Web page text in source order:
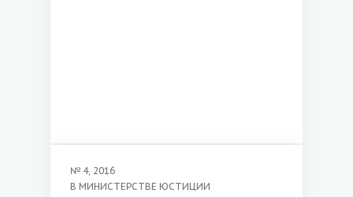
№ 4, 2016
В МИНИСТЕРСТВЕ ЮСТИЦИИ